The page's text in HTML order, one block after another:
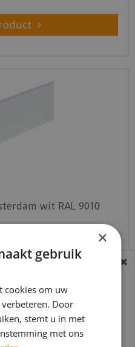
wit RAL 9010
periode zijn wij
helaas niet
verwerkt
×
gebruik
cookies om uw
Door
stemt u in met
met ons